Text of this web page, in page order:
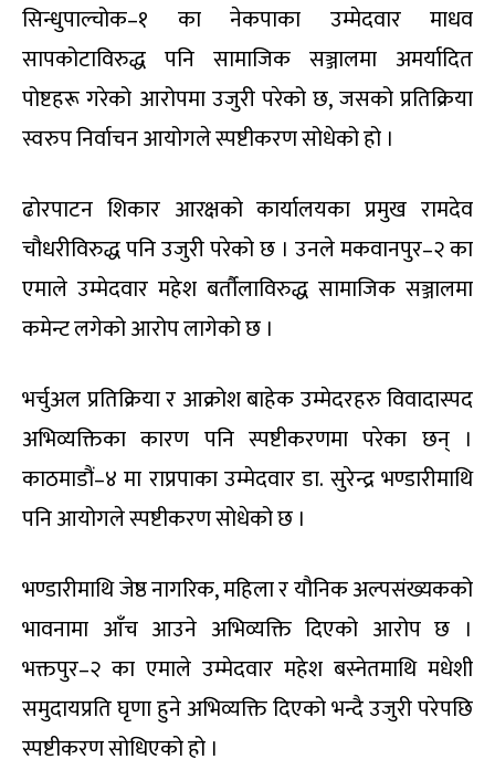
सिन्धुपाल्चोक–१ का नेकपाका उम्मेदवार माधव
सापकोटाविरुद्ध पनि सामाजिक सञ्जालमा अमर्यादित
पोष्टहरू गरेको आरोपमा उजुरी परेको छ, जसको प्रतिक्रिया
स्वरुप निर्वाचन आयोगले स्पष्टीकरण सोधेको हो ।
ढोरपाटन शिकार आरक्षको कार्यालयका प्रमुख रामदेव
चौधरीविरुद्ध पनि उजुरी परेको छ । उनले मकवानपुर–२ का
एमाले उम्मेदवार महेश बर्तौलाविरुद्ध सामाजिक सञ्जालमा
कमेन्ट लगेको आरोप लागेको छ ।
भर्चुअल प्रतिक्रिया र आक्रोश बाहेक उम्मेदरहरु विवादास्पद
अभिव्यक्तिका कारण पनि स्पष्टीकरणमा परेका छन् ।
काठमाडौं–४ मा राप्रपाका उम्मेदवार डा. सुरेन्द्र भण्डारीमाथि
पनि आयोगले स्पष्टीकरण सोधेको छ ।
भण्डारीमाथि जेष्ठ नागरिक, महिला र यौनिक अल्पसंख्यकको
भावनामा आँच आउने अभिव्यक्ति दिएको आरोप छ ।
भक्तपुर–२ का एमाले उम्मेदवार महेश बस्नेतमाथि मधेशी
समुदायप्रति घृणा हुने अभिव्यक्ति दिएको भन्दै उजुरी परेपछि
स्पष्टीकरण सोधिएको हो ।